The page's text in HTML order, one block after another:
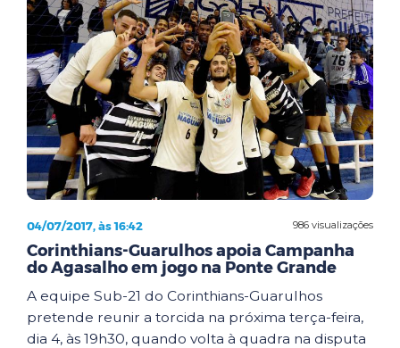
986 visualizações
04/07/2017, às 16:42
Corinthians-Guarulhos apoia Campanha
do Agasalho em jogo na Ponte Grande
A equipe Sub-21 do Corinthians-Guarulhos
pretende reunir a torcida na próxima terça-feira,
dia 4, às 19h30, quando volta à quadra na disputa